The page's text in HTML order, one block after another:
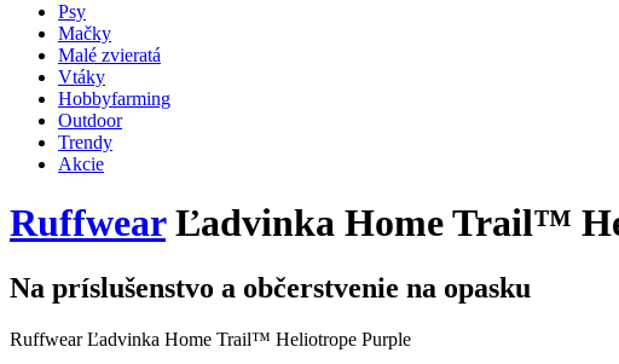
Psy
Mačky
Malé zvieratá
Vtáky
Hobbyfarming
Outdoor
Trendy
Akcie
RuffwearĽadvinka Home Trail™
Na príslušenstvo a občerstvenie na opasku
Ruffwear Ľadvinka Home Trail™ Heliotrope Purple